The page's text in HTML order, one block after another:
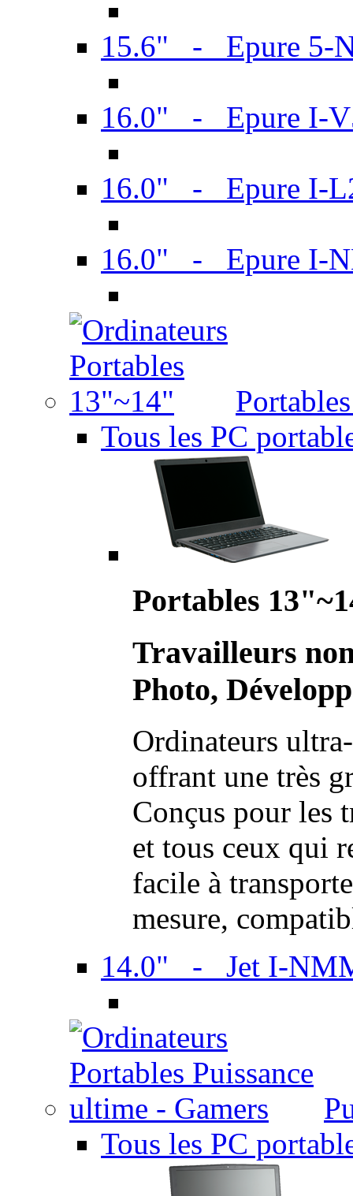
15.6" - Epure 5-
16.0" - Epure I-
16.0" - Epure I-
16.0" - Epure I-
Tous les PC
Portables
Travailleurs
Photo,
Ordinateurs
offrant une très
Conçus pour les
et tous ceux qui
facile à
mesure,
14.0" - Jet I-
Tous les PC